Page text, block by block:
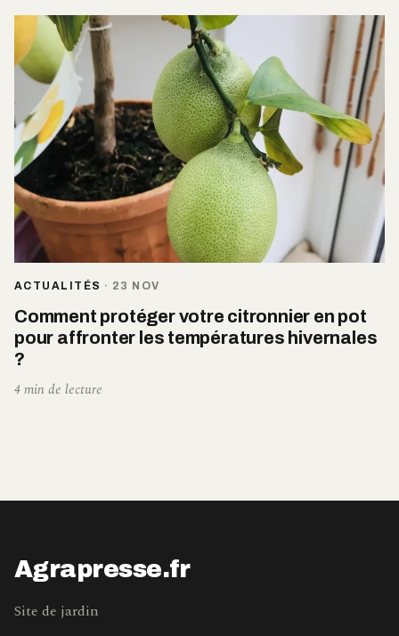
ACTUALITÉS · 23 NOV
Comment protéger votre citronnier en pot
pour affronter les températures hivernales
?
4 min de lecture
Agrapresse.fr
Site de jardin